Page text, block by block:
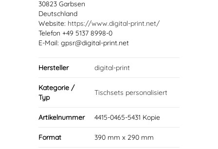
30823 Garbsen
Deutschland
Website: https://www.digital-print.net/
Telefon +49 5137 8998-0
E-Mail: gpsr@digital-print.net
Hersteller digital-print
Kategorie /
Typ
Tischsets personalisiert
Artikelnummer 4415-0465-5431 Kopie
Format 390 mm x 290 mm